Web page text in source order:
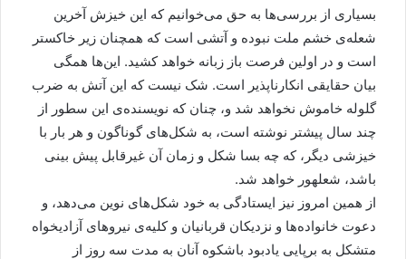
بسیاری از بررسی‌ها به حق می‌خوانیم که این خیزش آخرین
شعله‌ی خشم ملت نبوده و آتشی است که همچنان زیر خاکستر
است و در اولین فرصت باز زبانه خواهد کشید. این‌ها همگی
بیان حقایقی انکارناپذیر است. شک نیست که این آتش به ضرب
گلوله خاموش نخواهد شد و، چنان که نویسنده‌ی این سطور از
چند سال پیشتر نوشته است، به شکل‌های گوناگون و هر بار با
خیزشی دیگر، که چه بسا شکل و زمان آن غیرقابل پیش بینی
باشد، شعلهور خواهد شد.
از همین امروز نیز ایستادگی به خود شکل‌های نوین می‌دهد، و
دعوت خانواده‌ها و نزدیکان قربانیان و کلیه‌ی نیروهای آزادیخواه
متشکل به برپایی یادبود باشکوه آنان به مدت سه روز از